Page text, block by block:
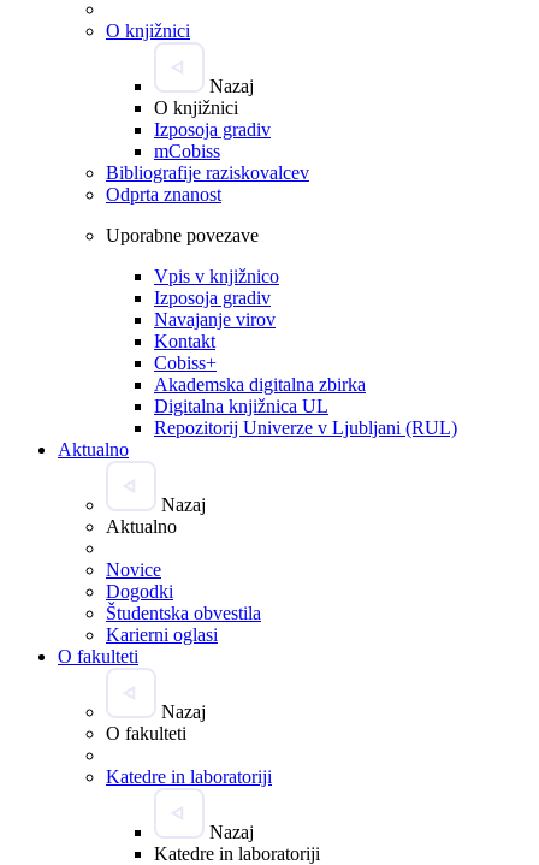
O knjižnici
Nazaj
O knjižnici
Izposoja gradiv
mCobiss
Bibliografije raziskovalcev
Odprta znanost
Uporabne povezave
Vpis v knjižnico
Izposoja gradiv
Navajanje virov
Kontakt
Cobiss+
Akademska digitalna zbirka
Digitalna knjižnica UL
Repozitorij Univerze v Ljubljani (RUL)
Aktualno
Nazaj
Aktualno
Novice
Dogodki
Študentska obvestila
Karierni oglasi
O fakulteti
Nazaj
O fakulteti
Katedre in laboratoriji
Nazaj
Katedre in laboratoriji